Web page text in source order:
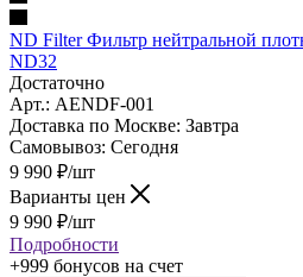
ND Filter Фильтр нейтральной
ND32
Достаточно
Арт.: AENDF-001
Доставка по Москве: Завтра
Самовывоз: Сегодня
9 990 ₽/шт
Варианты цен
9 990 ₽/шт
Подробности
+999 бонусов на счет